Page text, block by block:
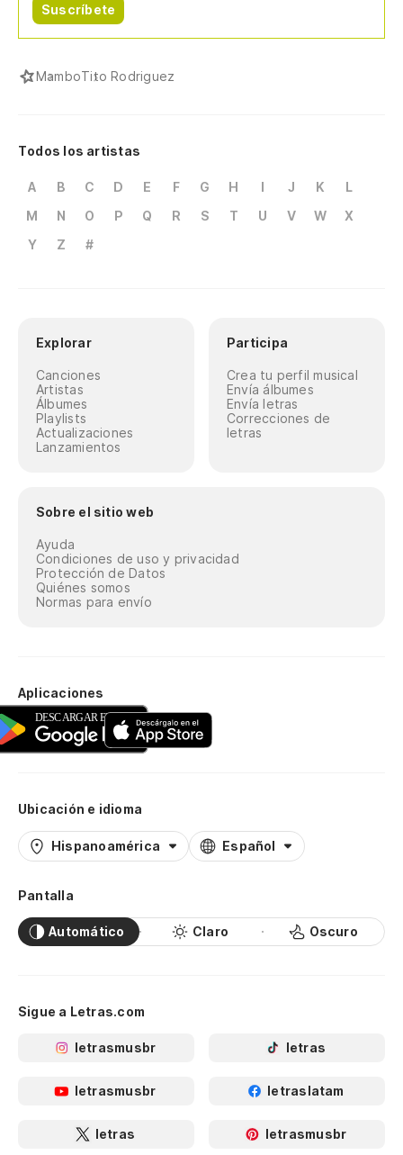
Suscríbete
MamboTito Rodriguez
Todos los artistas
A B C D E F G H I J K
L
M
N O P Q R S T U V W
X
Y
Z #
Explorar
Canciones
Artistas
Álbumes
Playlists
Actualizaciones
Lanzamientos
Participa
Crea tu perfil musical
Envía álbumes
Envía letras
Correcciones de
letras
Sobre el sitio web
Ayuda
Condiciones de uso y privacidad
Protección de Datos
Quiénes somos
Normas para envío
Aplicaciones
Ubicación e idioma
Hispanoamérica Español
Pantalla
Automático Claro Oscuro
Sigue a Letras.com
letrasmusbr letras
letrasmusbr letraslatam
letras letrasmusbr